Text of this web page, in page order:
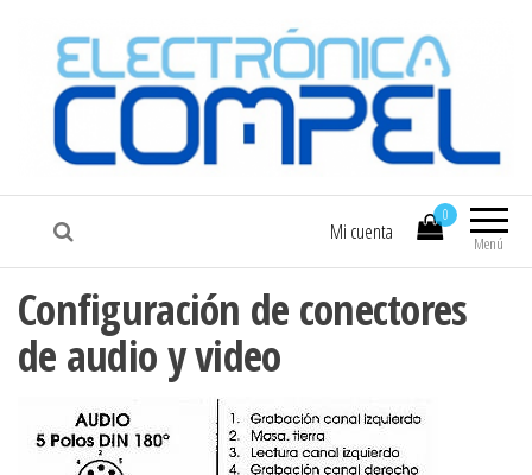
COMPEL Electrónica COMPEL
Menú
0
Mi cuenta
Configuración de conectores
de audio y video